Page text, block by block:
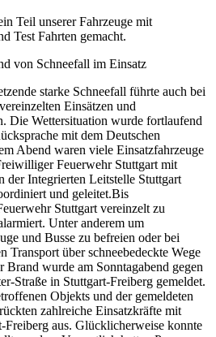
Teil unserer Fahrzeuge mit
Test Fahrten gemacht.
von Schneefall im Einsatz
starke Schneefall führte auch bei
Einsätzen und
Die Wettersituation wurde fortlaufend
mit dem Deutschen
Abend waren viele Einsatzfahrzeuge
Feuerwehr Stuttgart mit
der Integrierten Leitstelle Stuttgart
und geleitet.Bis
Stuttgart vereinzelt zu
Unter anderem um
und Busse zu befreien oder bei
Transport über schneebedeckte Wege
Brand wurde am Sonntagabend gegen
in Stuttgart‐Freiberg gemeldet.
Objekts und der gemeldeten
zahlreiche Einsatzkräfte mit
aus. Glücklicherweise konnte